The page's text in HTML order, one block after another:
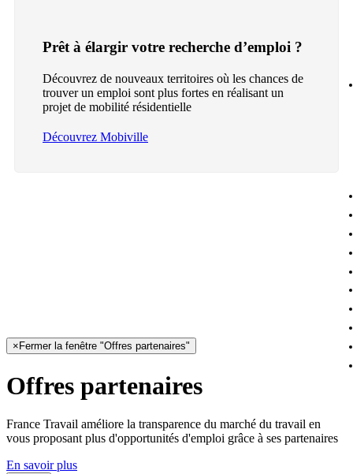
Prêt à élargir votre recherche d’emploi ?
Découvrez de nouveaux territoires où les chances de
trouver un emploi sont plus fortes en réalisant un
projet de mobilité résidentielle
Découvrez Mobiville
× Fermer la fenêtre "Offres partenaires"
Offres partenaires
France Travail améliore la transparence du marché du travail en
vous proposant plus d'opportunités d'emploi grâce à ses partenaires
En savoir plus